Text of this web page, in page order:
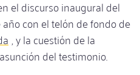
el discurso inaugural del
con el telón de fondo de
, y la cuestión de la
del testimonio.